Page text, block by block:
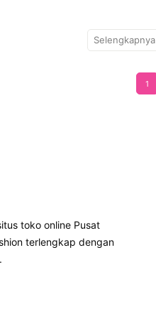
Selengkapnya
1
toko online Pusat
terlengkap dengan